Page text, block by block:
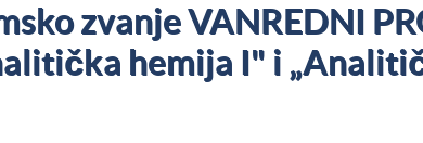
zvanje VANREDNI
hemija I" i